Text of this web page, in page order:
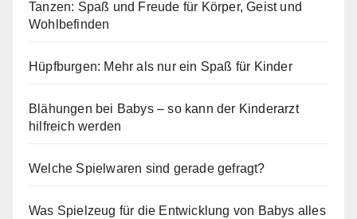
Tanzen: Spaß und Freude für Körper, Geist und
Wohlbefinden
Hüpfburgen: Mehr als nur ein Spaß für Kinder
Blähungen bei Babys – so kann der Kinderarzt
hilfreich werden
Welche Spielwaren sind gerade gefragt?
Was Spielzeug für die Entwicklung von Babys alles